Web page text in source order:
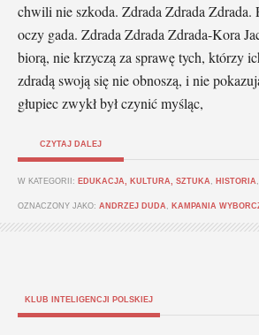
chwili nie szkoda. Zdrada Zdrada Zdrada.
oczy gada. Zdrada Zdrada Zdrada-Kora
biorą, nie krzyczą za sprawę tych, którzy
zdradą swoją się nie obnoszą, i nie
głupiec zwykł był czynić myśląc,
CZYTAJ DALEJ
W KATEGORII: EDUKACJA, KULTURA, SZTUKA HISTORIA
OZNACZONY JAKO: ANDRZEJ DUDA KAMPANIA
KLUB INTELIGENCJI POLSKIEJ